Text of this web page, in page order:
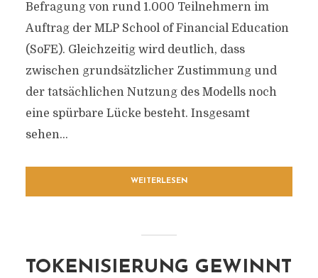
Befragung von rund 1.000 Teilnehmern im
Auftrag der MLP School of Financial Education
(SoFE). Gleichzeitig wird deutlich, dass
zwischen grundsätzlicher Zustimmung und
der tatsächlichen Nutzung des Modells noch
eine spürbare Lücke besteht. Insgesamt
sehen...
WEITERLESEN
TOKENISIERUNG GEWINNT